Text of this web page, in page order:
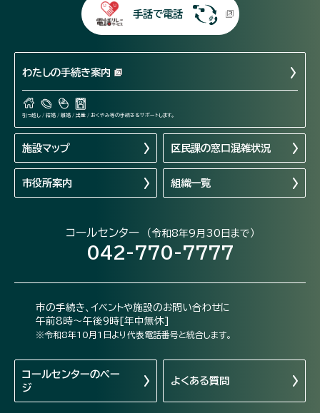
手話で電話
わたしの手続き案内
引っ越し / 結婚 / 離婚 / 出産 / おくやみ等の手続きをサポートします。
施設マップ 区民課の窓口混雑状況
市役所案内 組織一覧
コールセンター （令和8年9月30日まで）
042-770-7777
市の手続き、イベントや施設のお問い合わせに
午前8時～午後9時[年中無休]
※令和8年10月1日より代表電話番号と統合します。
コールセンターのペー
ジ
よくある質問